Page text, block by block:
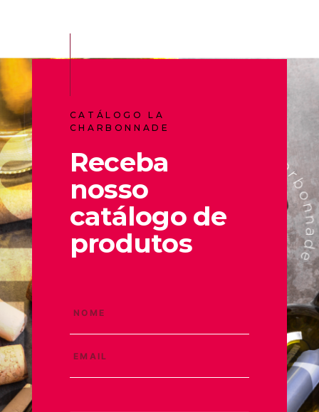
CATÁLOGO LA
CHARBONNADE
Receba
nosso
catálogo de
produtos